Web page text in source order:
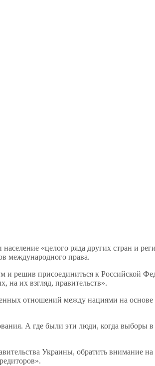
«целого ряда других стран и
международного права.
и решив присоединиться к Российской
на их взгляд, правительств».
отношений между нациями на
А где были эти люди, когда выборы
Украины, обратить внимание